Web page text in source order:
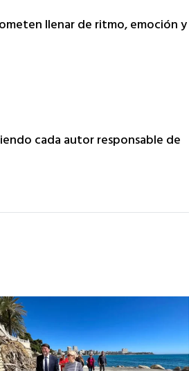
llenar de ritmo, emoción y
cada autor responsable de